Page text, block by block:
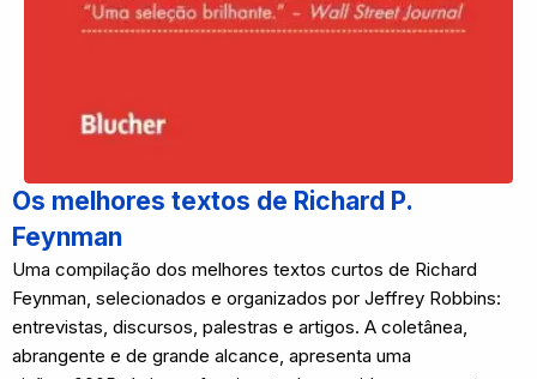
Os melhores textos de Richard P.
Feynman
Uma compilação dos melhores textos curtos de Richard
Feynman, selecionados e organizados por Jeffrey Robbins:
entrevistas, discursos, palestras e artigos. A coletânea,
abrangente e de grande alcance, apresenta uma